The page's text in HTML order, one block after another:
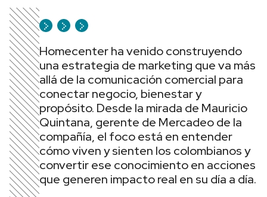
Homecenter ha venido construyendo
una estrategia de marketing que va más
allá de la comunicación comercial para
conectar negocio, bienestar y
propósito. Desde la mirada de Mauricio
Quintana, gerente de Mercadeo de la
compañía, el foco está en entender
cómo viven y sienten los colombianos y
convertir ese conocimiento en acciones
que generen impacto real en su día a día.